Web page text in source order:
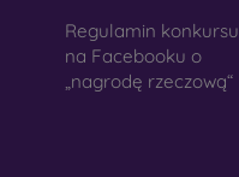
Regulamin konkursu
na Facebooku o
„nagrodę rzeczową“